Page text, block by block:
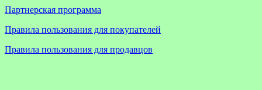
Партнерская программа
Правила пользования для покупателей
Правила пользования для продавцов